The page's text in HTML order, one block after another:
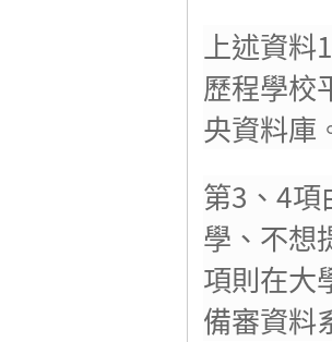
上述資料
歷程學校
央資料庫
第3、4項
學、不想
項則在大
備審資料